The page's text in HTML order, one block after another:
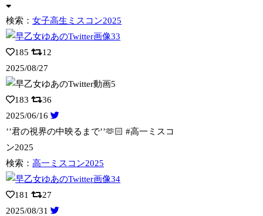
検索：女子高生ミスコン2025
185
12
2025/08/27
183
36
2025/06/16
’’君の視界の中映るまで’’🫶🏻 #高一ミスコ
ン2025
検索：高一ミスコン2025
181
27
2025/08/31